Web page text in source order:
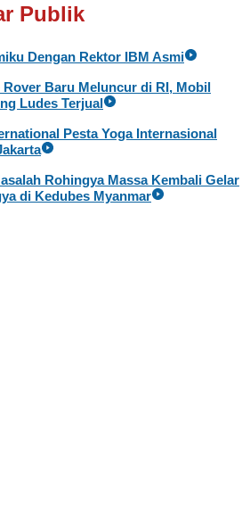
Publik
Dengan Rektor IBM Asmi
Baru Meluncur di RI, Mobil
Ludes Terjual
Pesta Yoga Internasional
Massa Kembali Gelar
di Kedubes Myanmar